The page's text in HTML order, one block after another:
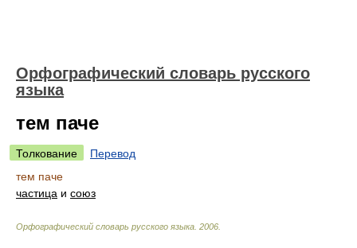
Орфографический словарь русского
языка
тем паче
Толкование
Перевод
тем паче
частица и союз
Орфографический словарь русского языка 2006